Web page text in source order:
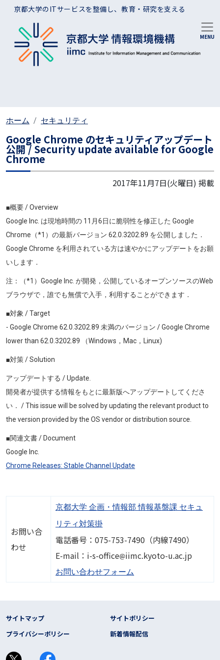
メインコンテンツに移動
京都大学のITサービスを整備し、教育・研究を支える
ホーム セキュリティ
Google Chrome のセキュリティアップデート
公開 / Security update available for Google
Chrome
2017年11月7日(火曜日) 掲載
■概要 / Overview
Google Inc. は現地時間の 11月6日に脆弱性を修正した Google
Chrome（*1）の最新バージョン 62.0.3202.89 を公開しました．
Google Chrome を利用されている方は速やかにアップデートをお願
いします．
注：（*1）Google Inc. が開発，公開しているオープンソースのWeb
ブラウザで，誰でも無償で入手，利用することができます．
■対象 / Target
- Google Chrome 62.0.3202.89 未満のバージョン / Google Chrome
lower than 62.0.3202.89 （Windows，Mac ，Linux)
■対策 / Solution
アップデートする / Update.
開発者が提供する情報をもとに最新版へアップデートしてくださ
い． / This issue will be solved by updating the relevant product to
the version provided by the OS vendor or distribution source.
■関連文書 / Document
Google Inc.
Chrome Releases: Stable Channel Update
お問い合
わせ
京都大学 企画・情報部 情報基盤課 セキュ
リティ対策掛
電話番号：075-753-7490（内線7490）
E-mail：i-s-office画像iimc.kyoto-u.ac.jp
お問い合わせフォーム
フッター リンク
サイトマップ
サイトポリシー
プライバシーポリシー
新着情報配信